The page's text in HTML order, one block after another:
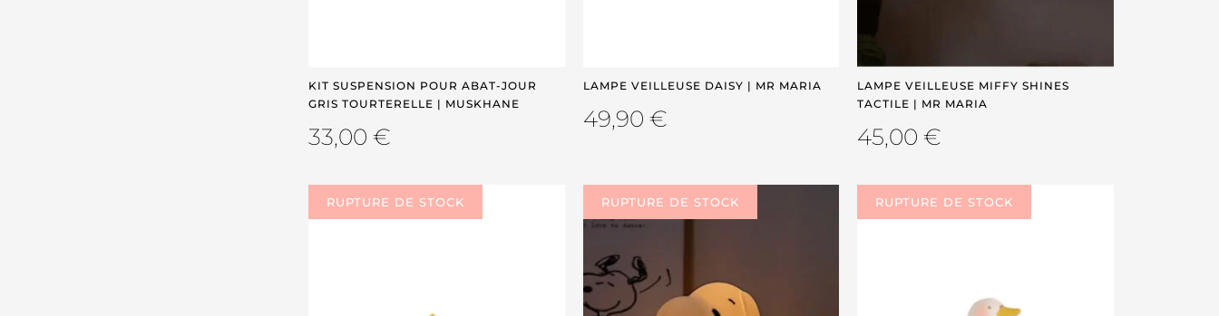
KIT SUSPENSION POUR ABAT-JOUR
GRIS TOURTERELLE | MUSKHANE
33,00 €
LAMPE VEILLEUSE DAISY | MR MARIA
49,90 €
LAMPE VEILLEUSE MIFFY SHINES
TACTILE | MR MARIA
45,00€